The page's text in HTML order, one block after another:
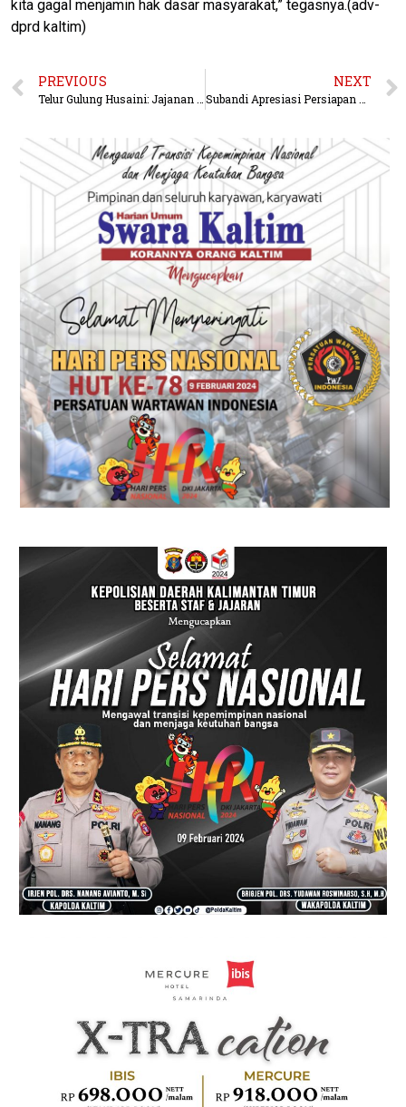
kita gagal menjamin hak dasar masyarakat,” tegasnya.(adv-
dprd kaltim)
PREVIOUS NEXT